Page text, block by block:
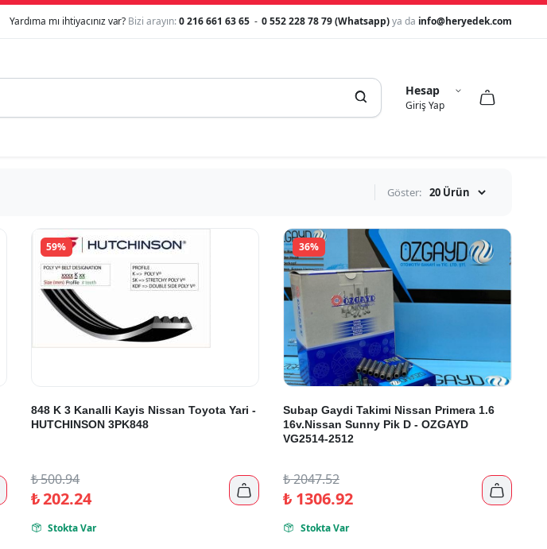
Yardıma mı ihtiyacınız var? Bizi arayın:0 216 661 63 65 -0 552 228 78 79 (Whatsapp)ya da info@heryedek.com
 Hesap
Giriş Yap
 
Göster:
59%
848 K 3 Kanalli Kayis Nissan Toyota Yari -
HUTCHINSON 3PK848
₺500.94
₺202.24 
 Stokta Var
36%
Subap Gaydi Takimi Nissan Primera 1.6
16v.Nissan Sunny Pik D - OZGAYD
VG2514-2512
₺2047.52
₺ 1306.92 
 Stokta Var